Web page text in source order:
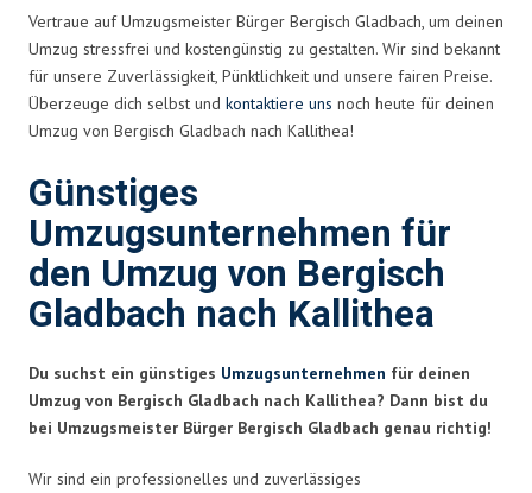
Vertraue auf Umzugsmeister Bürger Bergisch Gladbach, um deinen
Umzug stressfrei und kostengünstig zu gestalten. Wir sind bekannt
für unsere Zuverlässigkeit, Pünktlichkeit und unsere fairen Preise.
Überzeuge dich selbst und kontaktiere uns noch heute für deinen
Umzug von Bergisch Gladbach nach Kallithea!
Günstiges
Umzugsunternehmen für
den Umzug von Bergisch
Gladbach nach Kallithea
Du suchst ein günstiges Umzugsunternehmen für deinen
Umzug von Bergisch Gladbach nach Kallithea? Dann bist du
bei Umzugsmeister Bürger Bergisch Gladbach genau richtig!
Wir sind ein professionelles und zuverlässiges